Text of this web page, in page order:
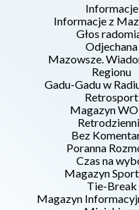
Informacje
Informacje z
Głos
Odjechana
Mazowsze.
Regionu
Gadu-Gadu w
Retrosport
Magazyn
Bez
Poranna
Czas na
Magazyn
Tie-Break
Magazyn